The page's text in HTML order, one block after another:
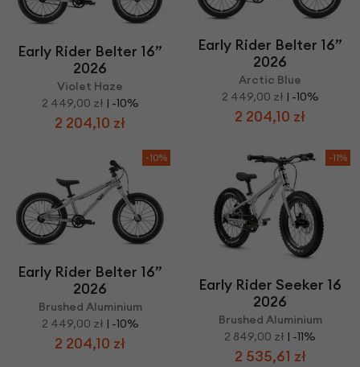
Early Rider Belter 16”
2026
Violet Haze
2 449,00 zł | -10%
2 204,10 zł
Early Rider Belter 16”
2026
Arctic Blue
2 449,00 zł | -10%
2 204,10 zł
-10%
Early Rider Belter 16”
2026
Brushed Aluminium
2 449,00 zł | -10%
2 204,10 zł
-11%
Early Rider Seeker 16
2026
Brushed Aluminium
2 849,00 zł | -11%
2 535,61 zł